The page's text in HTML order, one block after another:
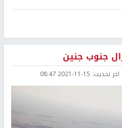
جنوب جنين
اخر تحديث: 2021-11-15 08:47